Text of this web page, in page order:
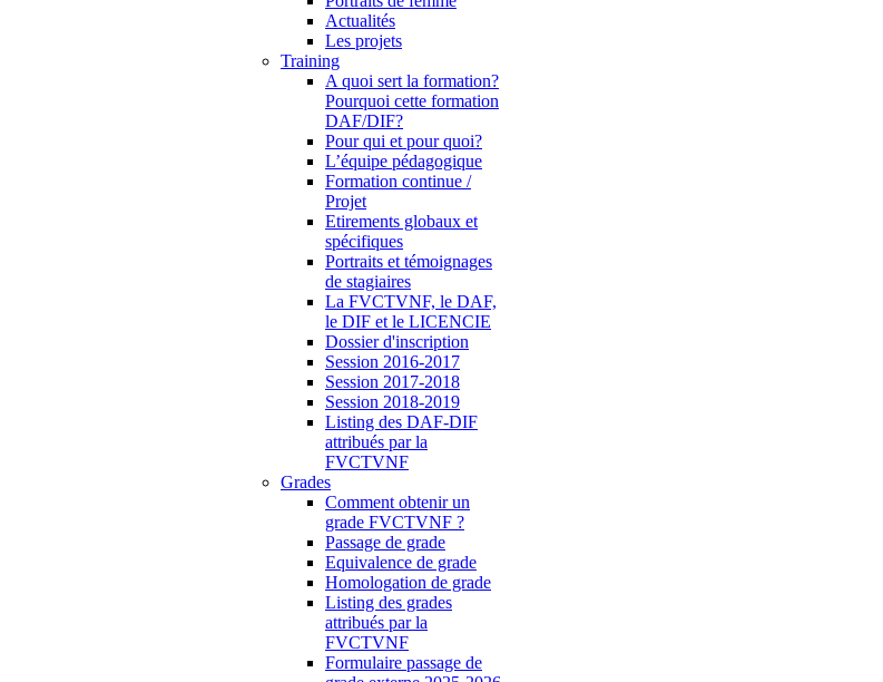
Actualités
Les projets
Training
A quoi sert la formation?
Pourquoi cette formation
DAF/DIF?
Pour qui et pour quoi?
L’équipe pédagogique
Formation continue /
Projet
Etirements globaux et
spécifiques
Portraits et témoignages
de stagiaires
La FVCTVNF, le DAF,
le DIF et le LICENCIE
Dossier d'inscription
Session 2016-2017
Session 2017-2018
Session 2018-2019
Listing des DAF-DIF
attribués par la
FVCTVNF
Grades
Comment obtenir un
grade FVCTVNF ?
Passage de grade
Equivalence de grade
Homologation de grade
Listing des grades
attribués par la
FVCTVNF
Formulaire passage de